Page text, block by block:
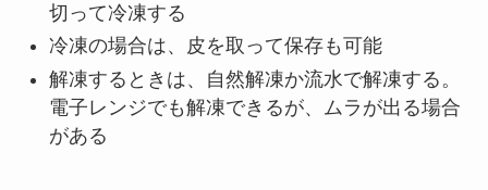
切って冷凍する
冷凍の場合は、皮を取って保存も可能
解凍するときは、自然解凍か流水で解凍する。
電子レンジでも解凍できるが、ムラが出る場合
がある